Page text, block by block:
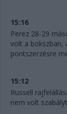
15:16
Perez 28-29
volt a bokszban,
pontszerzésre
15:12
Russell
nem volt